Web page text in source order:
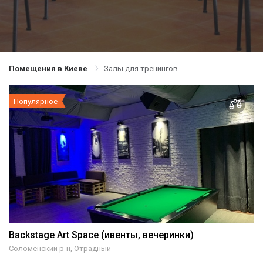
Помещения в Киеве Залы для тренингов
Популярное
Backstage Art Space (ивенты, вечеринки)
Соломенский р-н, Отрадный